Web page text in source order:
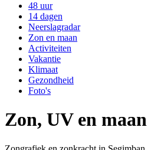
48 uur
14 dagen
Neerslagradar
Zon en maan
Activiteiten
Vakantie
Klimaat
Gezondheid
Foto's
Zon, UV en maan